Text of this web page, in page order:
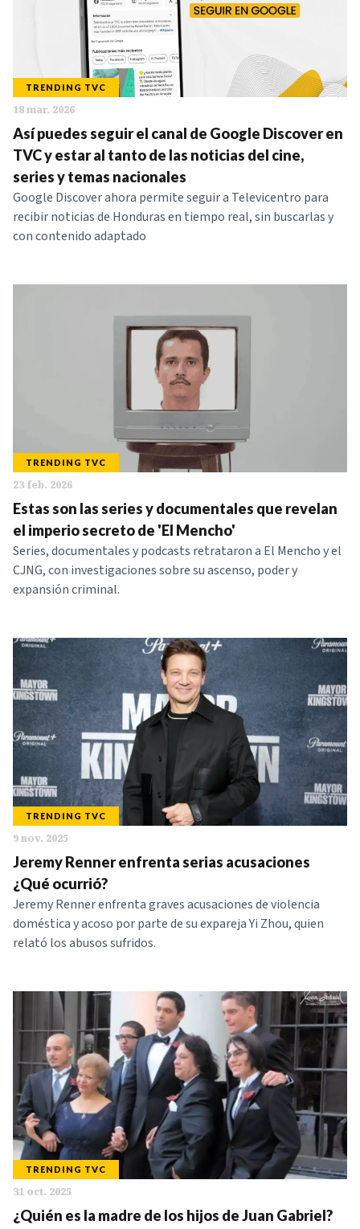
TRENDING TVC
18 mar. 2026
Así puedes seguir el canal de Google Discover en
TVC y estar al tanto de las noticias del cine,
series y temas nacionales
Google Discover ahora permite seguir a Televicentro para
recibir noticias de Honduras en tiempo real, sin buscarlas y
con contenido adaptado
TRENDING TVC
23 feb. 2026
Estas son las series y documentales que revelan
el imperio secreto de 'El Mencho'
Series, documentales y podcasts retrataron a El Mencho y el
CJNG, con investigaciones sobre su ascenso, poder y
expansión criminal.
TRENDING TVC
9 nov. 2025
Jeremy Renner enfrenta serias acusaciones
¿Qué ocurrió?
Jeremy Renner enfrenta graves acusaciones de violencia
doméstica y acoso por parte de su expareja Yi Zhou, quien
relató los abusos sufridos.
TRENDING TVC
31 oct. 2025
¿Quién es la madre de los hijos de Juan Gabriel?